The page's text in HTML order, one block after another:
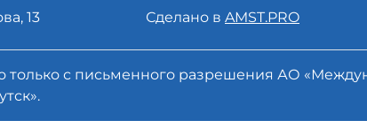
13
Сделано в AMST.PRO
только с письменного разрешения АО